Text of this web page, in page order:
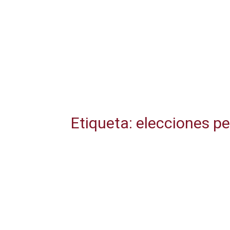
Etiqueta: elecciones